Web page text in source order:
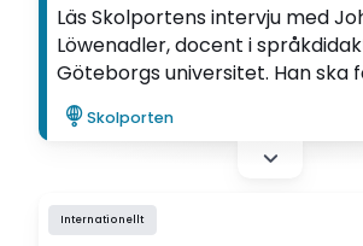
Läs Skolportens intervju med
Löwenadler, docent i
Göteborgs universitet. Han ska
Skolportens konferens Engelska
högstadiet eller gymnasiet och
tala om trender i läsförståelse i
Skolporten
Internationellt